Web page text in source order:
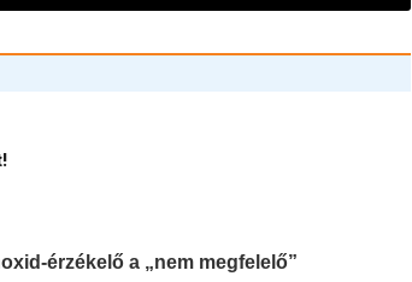
érzékelő a „nem megfelelő”